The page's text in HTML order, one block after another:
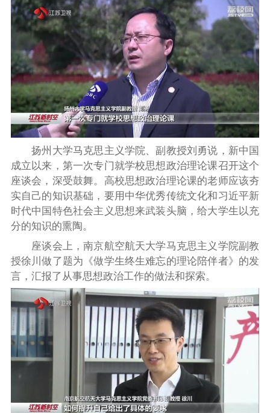
扬州大学马克思主义学院、副教授刘勇说，新中国
成立以来，第一次专门就学校思想政治理论课召开这个
座谈会，深受鼓舞。高校思想政治理论课的老师应该夯
实自己的知识基础，要用中华优秀传统文化和习近平新
时代中国特色社会主义思想来武装头脑，给大学生以充
分的知识的熏陶。
座谈会上，南京航空航天大学马克思主义学院副教
授徐川做了题为《做学生终生难忘的理论陪伴者》的发
言，汇报了从事思想政治工作的做法和探索。